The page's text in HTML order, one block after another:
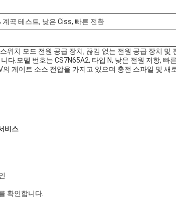
계곡 테스트, 낮은 Ciss, 빠른 전환
위치 모드 전원 공급 장치, 끊김 없는 전원 공급 장치 및
다.모델 번호는 CS7N65A2, 타입 N, 낮은 전원 저항, 빠
게이트 소스 전압을 가지고 있으며 충전 스파일 및 새
비스
확인합니다.